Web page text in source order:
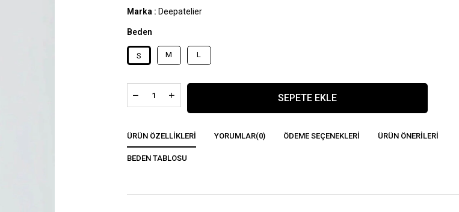
Marka : Deepatelier
Beden
S M L
ÜRÜN ÖZELLIKLERI YORUMLAR(0) ÖDEME SEÇENEKLERI ÜRÜN ÖNERILERI
BEDEN TABLOSU